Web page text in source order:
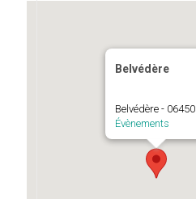
Belvédère
Belvédère - 06450
Évènements